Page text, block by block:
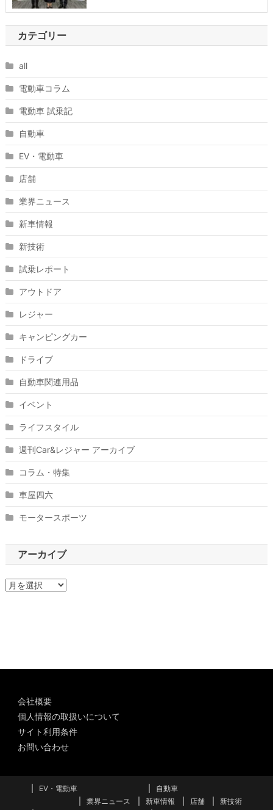
カテゴリー
all
電動車コラム
電動車 試乗記
自動車
EV・電動車
店舗
業界ニュース
新車情報
新技術
試乗レポート
アウトドア
レジャー
キャンピングカー
ドライブ
自動車関連用品
イベント
ライフスタイル
週刊Car&レジャー アーカイブ
コラム・特集
車屋四六
モータースポーツ
アーカイブ
ア
会社概要
個人情報の取扱いについて
サイト利用条件
お問い合わせ
EV・電動車
自動車
業界ニュース
新車情報 店舗
新技術